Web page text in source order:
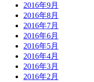
2016年9月
2016年8月
2016年7月
2016年6月
2016年5月
2016年4月
2016年3月
2016年2月